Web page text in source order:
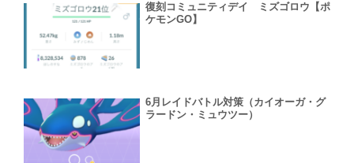
復刻コミュニティデイ ミズゴロウ【ポ
ケモンGO】
6月レイドバトル対策（カイオーガ・グ
ラードン・ミュウツー）